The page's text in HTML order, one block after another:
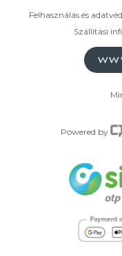
Felhasználás és
Szállítási
Powered by